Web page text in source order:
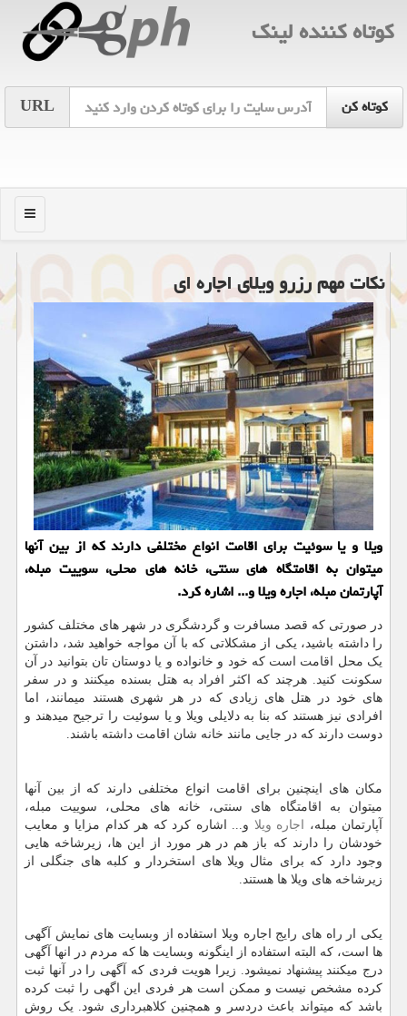
كوتاه كننده لینك
URL
منو
نكات مهم رزرو ویلای اجاره ای
ویلا و یا سوئیت برای اقامت انواع مختلفی دارند كه از بین آنها
میتوان به اقامتگاه های سنتی، خانه های محلی، سوییت مبله،
آپارتمان مبله، اجاره ویلا و... اشاره كرد.
در صورتی که قصد مسافرت و گردشگری در شهر های مختلف کشور
را داشته باشید، یکی از مشکلاتی که با آن مواجه خواهید شد، داشتن
یک محل اقامت است که خود و خانواده و یا دوستان تان بتوانید در آن
سکونت کنید. هرچند که اکثر افراد به هتل بسنده میکنند و در سفر
های خود در هتل های زیادی که در هر شهری هستند میمانند، اما
افرادی نیز هستند که بنا به دلایلی ویلا و یا سوئیت را ترجیح میدهند و
دوست دارند که در جایی مانند خانه شان اقامت داشته باشند.
مکان های اینچنین برای اقامت انواع مختلفی دارند که از بین آنها
میتوان به اقامتگاه های سنتی، خانه های محلی، سوییت مبله،
آپارتمان مبله، اجاره ویلا و... اشاره کرد که هر کدام مزایا و معایب
خودشان را دارند که باز هم در هر مورد از این ها، زیرشاخه هایی
وجود دارد که برای مثال ویلا های استخردار و کلبه های جنگلی از
زیرشاخه های ویلا ها هستند.
یکی ار راه های رایج اجاره ویلا استفاده از وبسایت های نمایش آگهی
ها است، که البته استفاده از اینگونه وبسایت ها که مردم در انها آگهی
درج میکنند پیشنهاد نمیشود. زیرا هویت فردی که آگهی را در آنها ثبت
کرده مشخص نیست و ممکن است هر فردی این اگهی را ثبت کرده
باشد که میتواند باعث دردسر و همچنین کلاهبرداری شود. یک روش